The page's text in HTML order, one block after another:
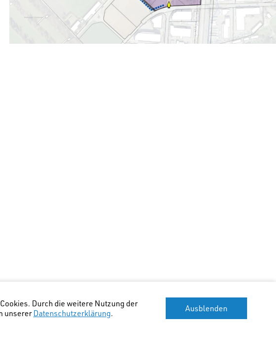
Durch die weitere Nutzung der
unserer Datenschutzerklärung. Ausblenden